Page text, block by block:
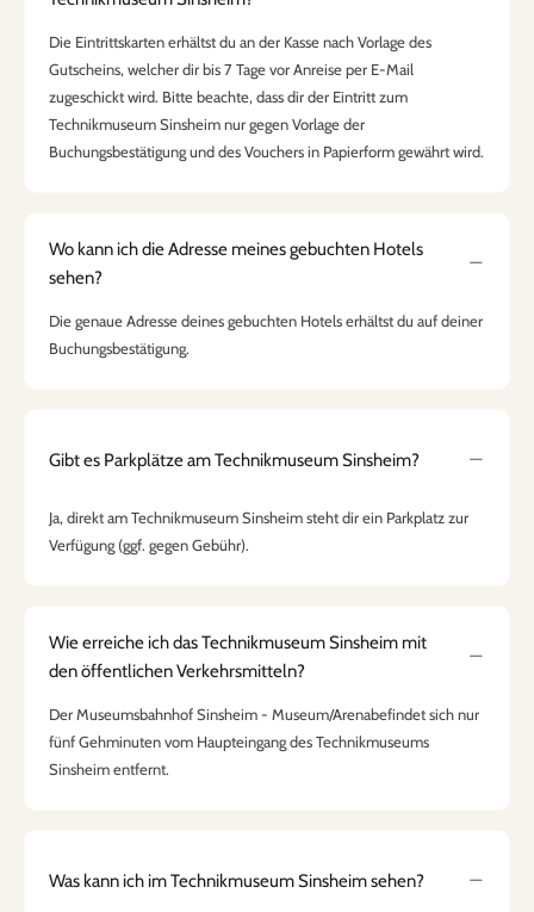
Die Eintrittskarten erhältst du an der Kasse nach Vorlage des
Gutscheins, welcher dir bis 7 Tage vor Anreise per E-Mail
zugeschickt wird. Bitte beachte, dass dir der Eintritt zum
Technikmuseum Sinsheim nur gegen Vorlage der
Buchungsbestätigung und des Vouchers in Papierform gewährt wird.
Wo kann ich die Adresse meines gebuchten Hotels
sehen?
Die genaue Adresse deines gebuchten Hotels erhältst du auf deiner
Buchungsbestätigung.
Gibt es Parkplätze am Technikmuseum Sinsheim?
Ja, direkt am Technikmuseum Sinsheim steht dir ein Parkplatz zur
Verfügung (ggf. gegen Gebühr).
Wie erreiche ich das Technikmuseum Sinsheim mit
den öffentlichen Verkehrsmitteln?
Der Museumsbahnhof Sinsheim - Museum/Arenabefindet sich nur
fünf Gehminuten vom Haupteingang des Technikmuseums
Sinsheim entfernt.
Was kann ich im Technikmuseum Sinsheim sehen?